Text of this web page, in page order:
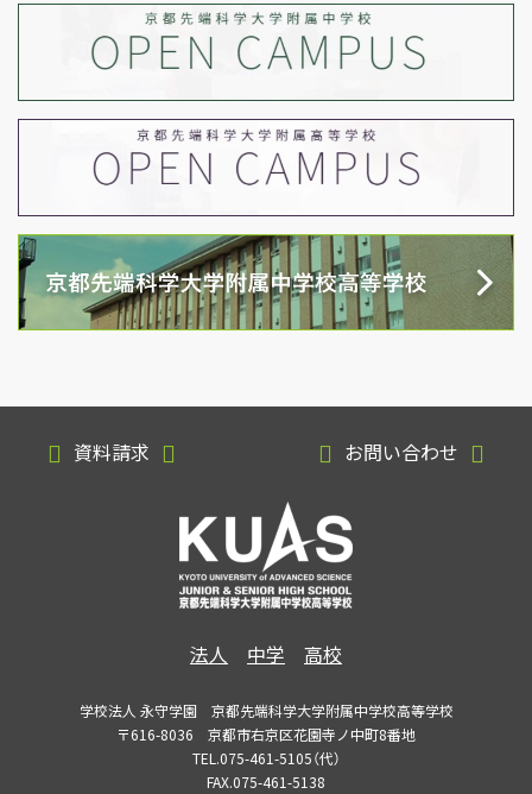
資料請求 お問い合わせ
法人 中学 高校
学校法人 永守学園 京都先端科学大学附属中学校高等学校
〒616-8036 京都市右京区花園寺ノ中町8番地
TEL.075-461-5105（代）
FAX.075-461-5138